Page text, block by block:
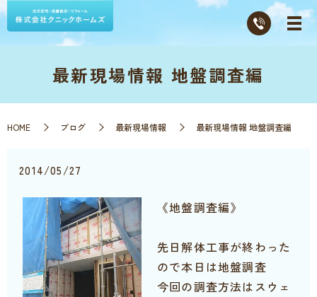
最新現場情報 地盤調査編
HOME ブログ 最新現場情報 最新現場情報 地盤調査編
2014/05/27
《地盤調査編》
先日解体工事が終わった
ので本日は地盤調査
今回の調査方法はスウェ